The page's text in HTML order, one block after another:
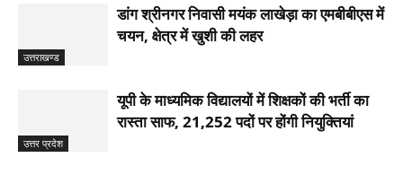
उत्तराखण्ड
डांग श्रीनगर निवासी मयंक लाखेड़ा का एमबीबीएस में
चयन, क्षेत्र में खुशी की लहर
उत्तर प्रदेश
यूपी के माध्यमिक विद्यालयों में शिक्षकों की भर्ती का
रास्ता साफ, 21,252 पदों पर होंगी नियुक्तियां